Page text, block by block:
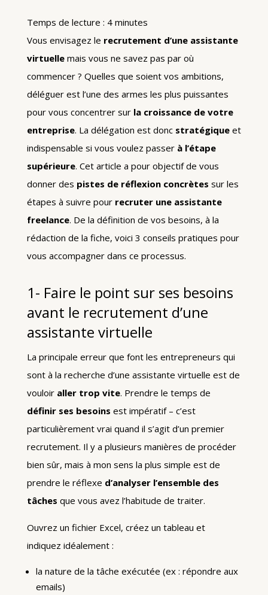
Temps de lecture : 4 minutes
Vous envisagez le recrutement d’une assistante
virtuellemais vous ne savez pas par où
commencer ? Quelles que soient vos ambitions,
déléguer est l’une des armes les plus puissantes
pour vous concentrer sur la croissance de votre
entreprise. La délégation est donc stratégiqueet
indispensable si vous voulez passer à l’étape
supérieure. Cet article a pour objectif de vous
donner des pistes de réflexion concrètes sur les
étapes à suivre pour recruter une assistante
freelance. De la définition de vos besoins, à la
rédaction de la fiche, voici 3 conseils pratiques pour
vous accompagner dans ce processus.
1- Faire le point sur ses besoins
avant le recrutement d’une
assistante virtuelle
La principale erreur que font les entrepreneurs qui
sont à la recherche d’une assistante virtuelle est de
vouloir aller trop vite. Prendre le temps de
définir ses besoins est impératif – c’est
particulièrement vrai quand il s’agit d’un premier
recrutement. Il y a plusieurs manières de procéder
bien sûr, mais à mon sens la plus simple est de
prendre le réflexe d’analyser l’ensemble des
tâches que vous avez l’habitude de traiter.
Ouvrez un fichier Excel, créez un tableau et
indiquez idéalement :
la nature de la tâche exécutée (ex : répondre aux
emails)